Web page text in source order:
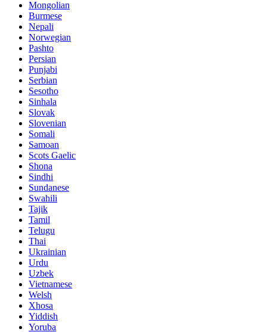
Mongolian
Burmese
Nepali
Norwegian
Pashto
Persian
Punjabi
Serbian
Sesotho
Sinhala
Slovak
Slovenian
Somali
Samoan
Scots Gaelic
Shona
Sindhi
Sundanese
Swahili
Tajik
Tamil
Telugu
Thai
Ukrainian
Urdu
Uzbek
Vietnamese
Welsh
Xhosa
Yiddish
Yoruba